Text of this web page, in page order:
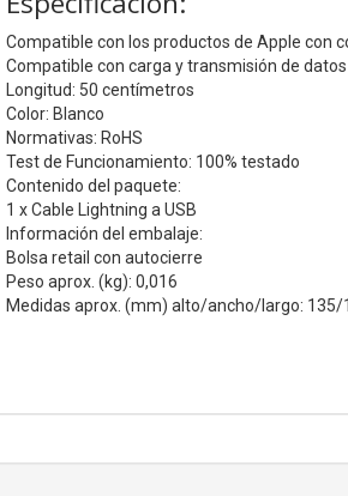
Compatible con los productos de Apple con
Compatible con carga y transmisión de datos
Longitud: 50 centímetros
Color: Blanco
Normativas: RoHS
Test de Funcionamiento: 100% testado
Contenido del paquete:
1 x Cable Lightning a USB
Información del embalaje:
Bolsa retail con autocierre
Peso aprox. (kg): 0,016
Medidas aprox. (mm) alto/ancho/largo: